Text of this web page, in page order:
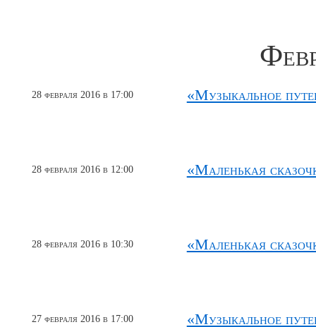
28 февраля 2016 в 17:00 «Музыкальное
28 февраля 2016 в 12:00 «Маленькая
28 февраля 2016 в 10:30 «Маленькая
27 февраля 2016 в 17:00 «Музыкальное